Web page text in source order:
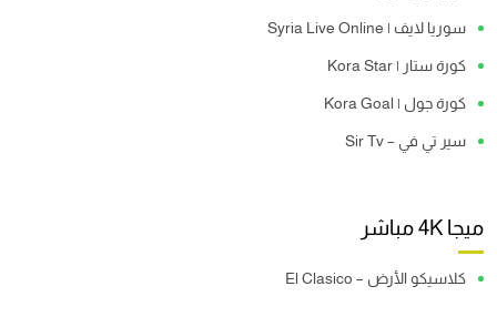
سوريا لايف | Syria Live Online
كورة ستار | Kora Star
كورة جول | Kora Goal
سير تي في – Sir Tv
ميجا 4K مباشر
كلاسيكو الأرض – El Clasico